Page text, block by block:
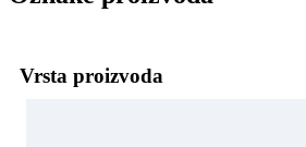
Vrsta proizvoda